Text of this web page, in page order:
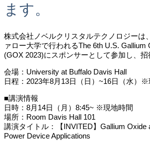
ます。
株式会社ノベルクリスタルテクノロジーは
ァロー大学で行われるThe 6th U.S. Gallium
(GOX 2023)にスポンサーとして参加し、招
会場：University at Buffalo Davis Hall
日程：2023年8月13日（日）~16日（水）※
■講演情報
日時：8月14日（月）8:45~ ※現地時間
場所：Room Davis Hall 101
講演タイトル：【INVITED】Gallium Oxide
Power Device Applications